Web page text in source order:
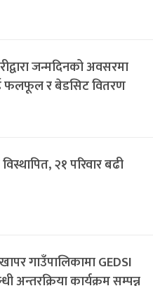
जन्मदिनको अवसरमा
फलफूल र बेडसिट वितरण
२१ परिवार बढी
गाउँपालिकामा GEDSI
अन्तरक्रिया कार्यक्रम सम्पन्न